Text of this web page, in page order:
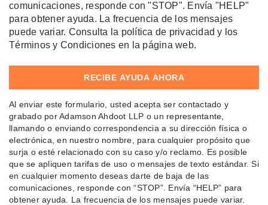
comunicaciones, responde con "STOP". Envía "HELP"
para obtener ayuda. La frecuencia de los mensajes
puede variar. Consulta la política de privacidad y los
Términos y Condiciones en la página web.
Al enviar este formulario, usted acepta ser contactado y
grabado por Adamson Ahdoot LLP o un representante,
llamando o enviando correspondencia a su dirección física o
electrónica, en nuestro nombre, para cualquier propósito que
surja o esté relacionado con su caso y/o reclamo. Es posible
que se apliquen tarifas de uso o mensajes de texto estándar. Si
en cualquier momento deseas darte de baja de las
comunicaciones, responde con “STOP”. Envía “HELP” para
obtener ayuda. La frecuencia de los mensajes puede variar.